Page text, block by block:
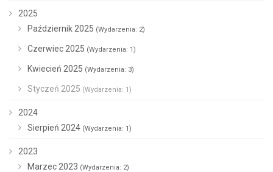
2025
Październik 2025 (Wydarzenia: 2)
Czerwiec 2025 (Wydarzenia: 1)
Kwiecień 2025 (Wydarzenia: 3)
Styczeń 2025 (Wydarzenia: 1)
2024
Sierpień 2024 (Wydarzenia: 1)
2023
Marzec 2023 (Wydarzenia: 2)